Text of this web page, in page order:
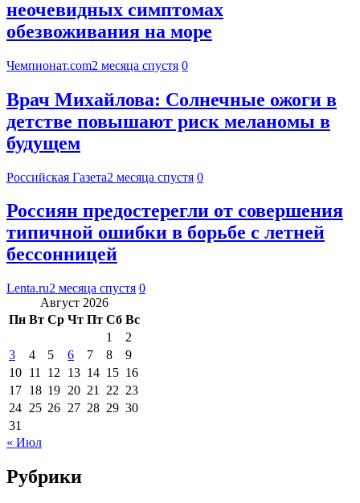
неочевидных симптомах
обезвоживания на море
Чемпионат.com2 месяца спустя 0
Врач Михайлова: Солнечные ожоги в
детстве повышают риск меланомы в
будущем
Российская Газета2 месяца спустя 0
Россиян предостерегли от совершения
типичной ошибки в борьбе с летней
бессонницей
Lenta.ru2 месяца спустя 0
Август 2026
Пн Вт Ср Чт Пт Сб Вс
1
2
3
4 5 6 7 8
9
10 11 12 13 14 15 16
17 18 19 20 21 22 23
24 25 26 27 28 29 30
31
« Июл
Рубрики